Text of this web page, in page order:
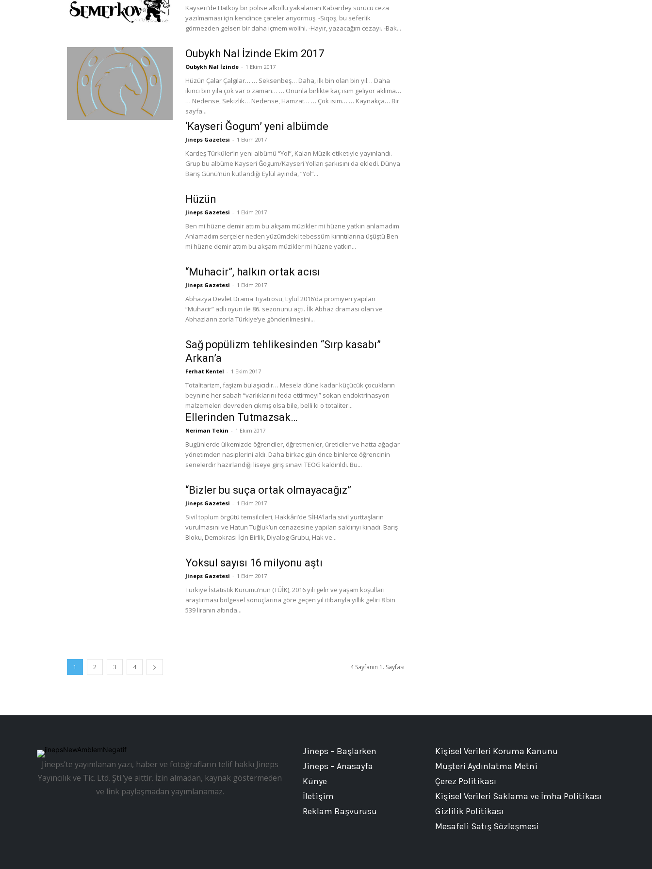
Kayseri’de Hatkoy bir polise alkollü yakalanan Kabardey sürücü ceza
yazılmaması için kendince çareler arıyormuş. -Sıqoş, bu seferlik
görmezden gelsen bir daha içmem wolihi. -Hayır, yazacağım cezayı. -Bak...
Oubykh Nal İzinde Ekim 2017
Oubykh Nal İzinde - 1 Ekim 2017
Hüzün Çalar Çalgılar… … Seksenbeş… Daha, ilk bin olan bin yıl… Daha
ikinci bin yıla çok var o zaman… … Onunla birlikte kaç isim geliyor aklıma…
… Nedense, Sekizlik… Nedense, Hamzat… … Çok isim… … Kaynakça… Bir
sayfa...
‘Kayseri Ğogum’ yeni albümde
Jineps Gazetesi - 1 Ekim 2017
Kardeş Türküler’in yeni albümü “Yol”, Kalan Müzik etiketiyle yayınlandı.
Grup bu albüme Kayseri Ğogum/Kayseri Yolları şarkısını da ekledi. Dünya
Barış Günü’nün kutlandığı Eylül ayında, “Yol”...
Hüzün
Jineps Gazetesi - 1 Ekim 2017
Ben mi hüzne demir attım bu akşam müzikler mi hüzne yatkın anlamadım
Anlamadım serçeler neden yüzümdeki tebessüm kırıntılarına üşüştü Ben
mi hüzne demir attım bu akşam müzikler mi hüzne yatkın...
“Muhacir”, halkın ortak acısı
Jineps Gazetesi - 1 Ekim 2017
Abhazya Devlet Drama Tiyatrosu, Eylül 2016’da prömiyeri yapılan
“Muhacir” adlı oyun ile 86. sezonunu açtı. İlk Abhaz draması olan ve
Abhazların zorla Türkiye’ye gönderilmesini...
Sağ popülizm tehlikesinden “Sırp kasabı”
Arkan’a
Ferhat Kentel - 1 Ekim 2017
Totalitarizm, faşizm bulaşıcıdır… Mesela düne kadar küçücük çocukların
beynine her sabah “varlıklarını feda ettirmeyi” sokan endoktrinasyon
malzemeleri devreden çıkmış olsa bile, belli ki o totaliter...
Ellerinden Tutmazsak…
Neriman Tekin - 1 Ekim 2017
Bugünlerde ülkemizde öğrenciler, öğretmenler, üreticiler ve hatta ağaçlar
yönetimden nasiplerini aldı. Daha birkaç gün önce binlerce öğrencinin
senelerdir hazırlandığı liseye giriş sınavı TEOG kaldırıldı. Bu...
“Bizler bu suça ortak olmayacağız”
Jineps Gazetesi - 1 Ekim 2017
Sivil toplum örgütü temsilcileri, Hakkâri’de SİHA’larla sivil yurttaşların
vurulmasını ve Hatun Tuğluk’un cenazesine yapılan saldırıyı kınadı. Barış
Bloku, Demokrasi İçin Birlik, Diyalog Grubu, Hak ve...
Yoksul sayısı 16 milyonu aştı
Jineps Gazetesi - 1 Ekim 2017
Türkiye İstatistik Kurumu’nun (TÜİK), 2016 yılı gelir ve yaşam koşulları
araştırması bölgesel sonuçlarına göre geçen yıl itibarıyla yıllık geliri 8 bin
539 liranın altında...
1 2 3 4 4 Sayfanın 1. Sayfası
Jineps’te yayımlanan yazı, haber ve fotoğrafların telif hakkı Jineps
Yayıncılık ve Tic. Ltd. Şti.’ye aittir. İzin almadan, kaynak göstermeden
ve link paylaşmadan yayımlanamaz.
Jineps – Başlarken
Jineps – Anasayfa
Künye
İletişim
Reklam Başvurusu
Kişisel Verileri Koruma Kanunu
Müşteri Aydınlatma Metni
Çerez Politikası
Kişisel Verileri Saklama ve İmha Politikası
Gizlilik Politikası
Mesafeli Satış Sözleşmesi